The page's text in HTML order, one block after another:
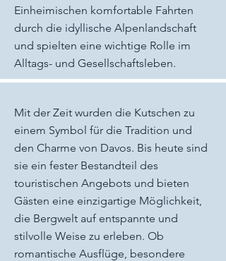
Einheimischen komfortable Fahrten
durch die idyllische Alpenlandschaft
und spielten eine wichtige Rolle im
Alltags- und Gesellschaftsleben.
Mit der Zeit wurden die Kutschen zu
einem Symbol für die Tradition und
den Charme von Davos. Bis heute sind
sie ein fester Bestandteil des
touristischen Angebots und bieten
Gästen eine einzigartige Möglichkeit,
die Bergwelt auf entspannte und
stilvolle Weise zu erleben. Ob
romantische Ausflüge, besondere